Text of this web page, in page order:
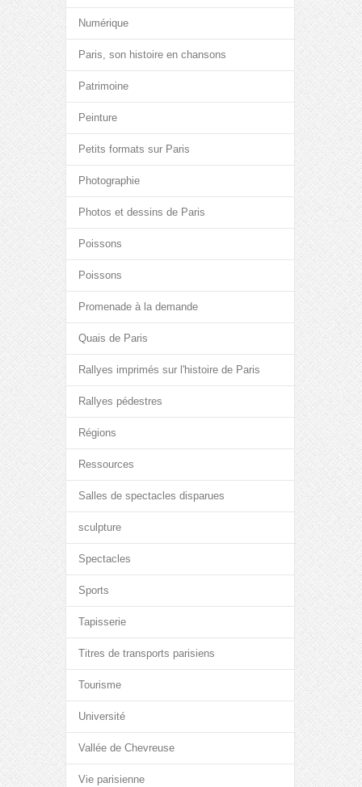
Numérique
Paris, son histoire en chansons
Patrimoine
Peinture
Petits formats sur Paris
Photographie
Photos et dessins de Paris
Poissons
Poissons
Promenade à la demande
Quais de Paris
Rallyes imprimés sur l'histoire de Paris
Rallyes pédestres
Régions
Ressources
Salles de spectacles disparues
sculpture
Spectacles
Sports
Tapisserie
Titres de transports parisiens
Tourisme
Université
Vallée de Chevreuse
Vie parisienne